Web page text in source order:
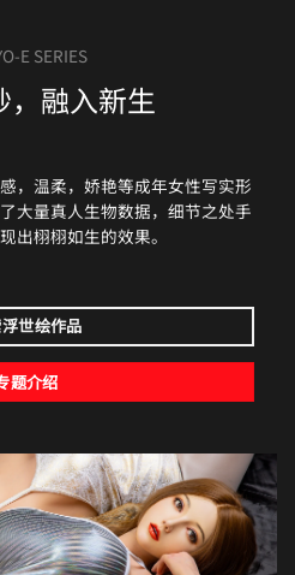
E SERIES
，融入新生
，温柔，娇艳等成年女性写实形
大量真人生物数据，细节之处手
出栩栩如生的效果。
世绘作品
题介绍